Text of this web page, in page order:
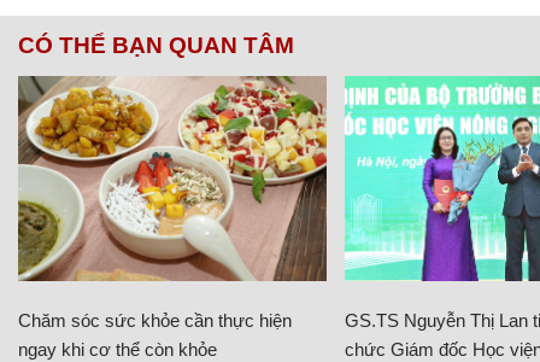
CÓ THỂ BẠN QUAN TÂM
Chăm sóc sức khỏe cần thực hiện
ngay khi cơ thể còn khỏe
GS.TS Nguyễn Thị Lan
chức Giám đốc Học